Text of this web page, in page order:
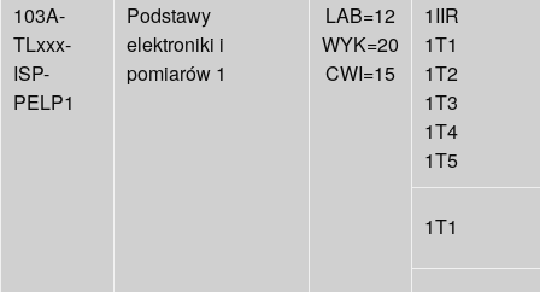
103A-
TLxxx-
ISP-
PELP1
Podstawy
elektroniki i
pomiarów 1
LAB=12
WYK=20
CWI=15
1IIR
1T1
1T2
1T3
1T4
1T5
1T1